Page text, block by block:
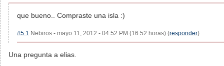
que bueno.. Compraste una isla :)
#5.1 Nebiros - mayo 11, 2012 - 04:52 PM (16:52 horas) (responder)
Una pregunta a elias.